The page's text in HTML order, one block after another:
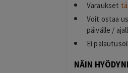
Varaukset
Voit ostaa
päivälle /
Ei
NÄIN